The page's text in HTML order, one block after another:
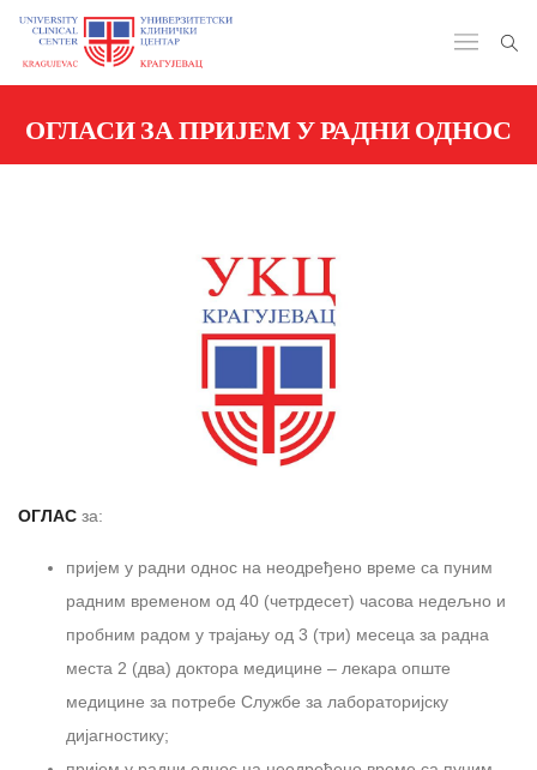
ОГЛАСИ ЗА ПРИЈЕМ У РАДНИ ОДНОС
ОГЛАС за:
пријем у радни однос на неодређено време са пуним
радним временом од 40 (четрдесет) часова недељно и
пробним радом у трајању од 3 (три) месеца за радна
места 2 (два) доктора медицине – лекара опште
медицине за потребе Службе за лабораторијску
дијагностику;